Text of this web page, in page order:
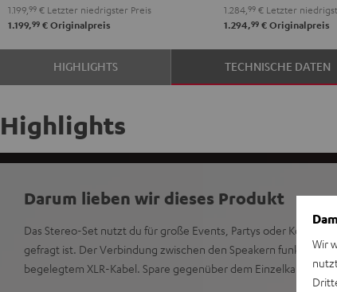
1.199, 99 € Letzter niedrigster Preis
1.199,99 € Originalpreis
1.284, 99€Letzter
1.294,99€Originalpreis
HIGHLIGHTS TECHNISCHE DATEN
Highlights
Darum lieben wir dieses Produkt
Das Stereo-Set nutzt du für große Events, Partys oder
gefragt ist. Der Verbindung zwischen den Speakern
begelegtem XLR-Kabel. Spare gegenüber dem Einzelkauf.
Wir